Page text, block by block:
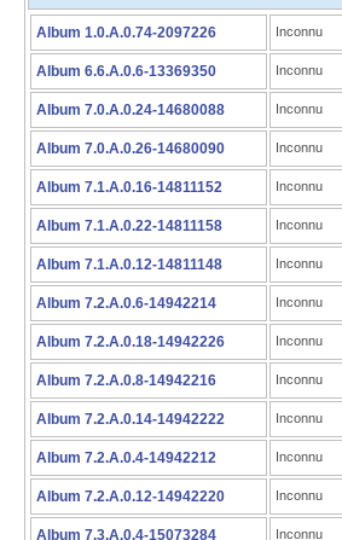
Album 1.0.A.0.74-2097226 Inconnu
Album 6.6.A.0.6-13369350 Inconnu
Album 7.0.A.0.24-14680088 Inconnu
Album 7.0.A.0.26-14680090 Inconnu
Album 7.1.A.0.16-14811152 Inconnu
Album 7.1.A.0.22-14811158 Inconnu
Album 7.1.A.0.12-14811148 Inconnu
Album 7.2.A.0.6-14942214 Inconnu
Album 7.2.A.0.18-14942226 Inconnu
Album 7.2.A.0.8-14942216 Inconnu
Album 7.2.A.0.14-14942222 Inconnu
Album 7.2.A.0.4-14942212 Inconnu
Album 7.2.A.0.12-14942220 Inconnu
Album 7.3.A.0.4-15073284 Inconnu